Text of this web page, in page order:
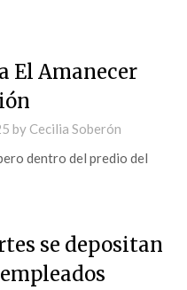
El Amanecer
by Cecilia Soberón
dentro del predio del
se depositan